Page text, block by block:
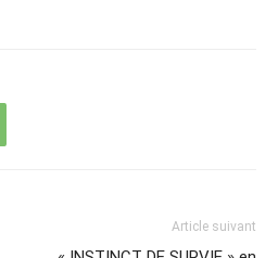
Article suivant